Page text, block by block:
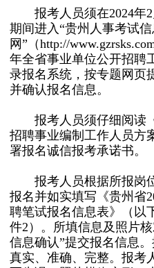
报考人员须在2024年2
期间进入“贵州人事考试信
网”（http://
年全省事业单位公开招聘
录报名系统，按专题网页
并确认报名信息。
报考人员须仔细阅读《
招聘事业编制工作人员方
署报名诚信报考承诺书。
报考人员根据所报岗
报名并如实填写《贵州省
聘笔试报名信息表》（以
件2）。所填信息及照片
信息确认”提交报名信息
真实、准确、完整。报考